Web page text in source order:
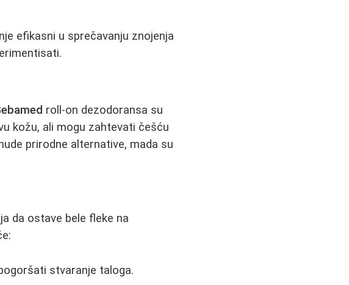
efikasni u sprečavanju znojenja
roll-on dezodoransa su
kožu, ali mogu zahtevati češću
prirodne alternative, mada su
da ostave bele fleke na
stvaranje taloga.